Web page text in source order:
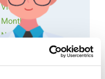
Videos
Monthly
Newsletters
Exclusive Events...